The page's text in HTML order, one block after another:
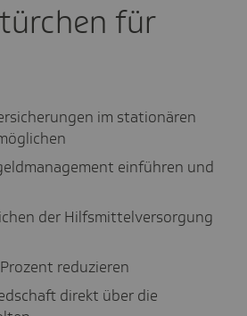
für
im stationären
einführen und
der Hilfsmittelversorgung
reduzieren
direkt über die